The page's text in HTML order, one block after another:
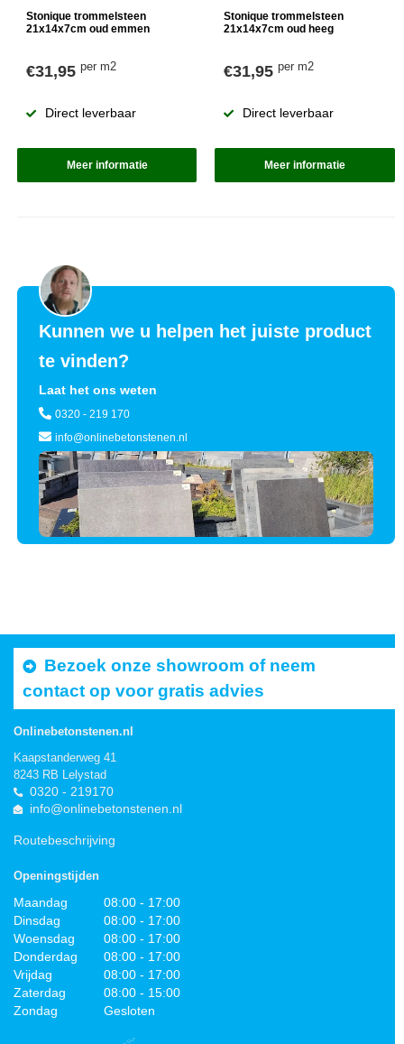
Stonique trommelsteen
21x14x7cm oud emmen
€31,95 per m2
Direct leverbaar
Meer informatie
Stonique trommelsteen
21x14x7cm oud heeg
€31,95per m2
Direct leverbaar
Meer informatie
Kunnen we u helpen het juiste product
te vinden?
Laat het ons weten
0320 - 219 170
info@onlinebetonstenen.nl
Bezoek onze showroom of neem
contact op voor gratis advies
Onlinebetonstenen.nl
Kaapstanderweg 41
8243 RB Lelystad
0320 - 219170
info@onlinebetonstenen.nl
Routebeschrijving
Openingstijden
Maandag
08:00 - 17:00
Dinsdag
08:00 - 17:00
Woensdag
08:00 - 17:00
Donderdag
08:00 - 17:00
Vrijdag
08:00 - 17:00
Zaterdag
08:00 - 15:00
Zondag
Gesloten